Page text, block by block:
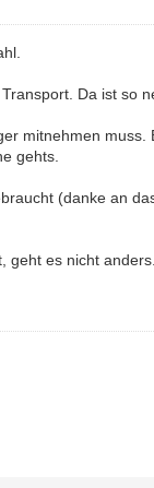
Da ist so
mitnehmen muss.
gehts.
(danke an
geht es nicht anders.